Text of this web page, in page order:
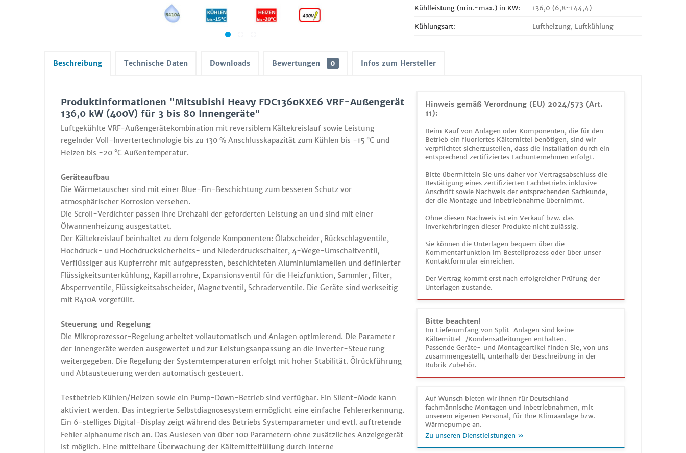
Kühlleistung (min.~max.) in KW: 136,0 (6,8~144,4)
Kühlungsart: Luftheizung, Luftkühlung
Beschreibung Technische Daten Downloads Bewertungen 0 Infos zum Hersteller
Hinweis gemäß Verordnung (EU) 2024/573 (Art.
11):
Beim Kauf von Anlagen oder Komponenten, die für den
Betrieb ein fluoriertes Kältemittel benötigen, sind wir
verpflichtet sicherzustellen, dass die Installation durch ein
entsprechend zertifiziertes Fachunternehmen erfolgt.
Bitte übermitteln Sie uns daher vor Vertragsabschluss die
Bestätigung eines zertifizierten Fachbetriebs inklusive
Anschrift sowie Nachweis der entsprechenden Sachkunde,
der die Montage und Inbetriebnahme übernimmt.
Ohne diesen Nachweis ist ein Verkauf bzw. das
Inverkehrbringen dieser Produkte nicht zulässig.
Sie können die Unterlagen bequem über die
Kommentarfunktion im Bestellprozess oder über unser
Kontaktformular einreichen.
Der Vertrag kommt erst nach erfolgreicher Prüfung der
Unterlagen zustande.
Bitte beachten!
Im Lieferumfang von Split-Anlagen sind keine
Kältemittel-/Kondensatleitungen enthalten.
Passende Geräte- und Montageartikel finden Sie, von uns
zusammengestellt, unterhalb der Beschreibung in der
Rubrik Zubehör.
Auf Wunsch bieten wir Ihnen für Deutschland
fachmännische Montagen und Inbetriebnahmen, mit
unserem eigenen Personal, für Ihre Klimaanlage bzw.
Wärmepumpe an.
Zu unseren Dienstleistungen »
Produktinformationen "Mitsubishi Heavy FDC1360KXE6 VRF-Außengerät
136,0 kW (400V) für 3 bis 80 Innengeräte"
Luftgekühlte VRF-Außengerätekombination mit reversiblem Kältekreislauf sowie Leistung
regelnder Voll-Invertertechnologie bis zu 130 % Anschlusskapazität zum Kühlen bis -15 °C und
Heizen bis -20 °C Außentemperatur.
Geräteaufbau
Die Wärmetauscher sind mit einer Blue-Fin-Beschichtung zum besseren Schutz vor
atmosphärischer Korrosion versehen.
Die Scroll-Verdichter passen ihre Drehzahl der geforderten Leistung an und sind mit einer
Ölwannenheizung ausgestattet.
Der Kältekreislauf beinhaltet zu dem folgende Komponenten: Ölabscheider, Rückschlagventile,
Hochdruck- und Hochdrucksicherheits- und Niederdruckschalter, 4-Wege-Umschaltventil,
Verflüssiger aus Kupferrohr mit aufgepressten, beschichteten Aluminiumlamellen und definierter
Flüssigkeitsunterkühlung, Kapillarrohre, Expansionsventil für die Heizfunktion, Sammler, Filter,
Absperrventile, Flüssigkeitsabscheider, Magnetventil, Schraderventile. Die Geräte sind werkseitig
mit R410A vorgefüllt.
Steuerung und Regelung
Die Mikroprozessor-Regelung arbeitet vollautomatisch und Anlagen optimierend. Die Parameter
der Innengeräte werden ausgewertet und zur Leistungsanpassung an die Inverter-Steuerung
weitergegeben. Die Regelung der Systemtemperaturen erfolgt mit hoher Stabilität. Ölrückführung
und Abtausteuerung werden automatisch gesteuert.
Testbetrieb Kühlen/Heizen sowie ein Pump-Down-Betrieb sind verfügbar. Ein Silent-Mode kann
aktiviert werden. Das integrierte Selbstdiagnosesystem ermöglicht eine einfache Fehlererkennung.
Ein 6-stelliges Digital-Display zeigt während des Betriebs Systemparameter und evtl. auftretende
Fehler alphanumerisch an. Das Auslesen von über 100 Parametern ohne zusätzliches Anzeigegerät
ist möglich. Eine mittelbare Überwachung der Kältemittelfüllung durch interne